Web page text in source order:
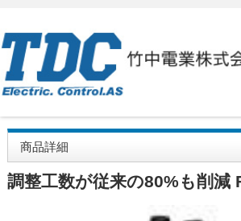
商品詳細
調整工数が従来の80%も削減